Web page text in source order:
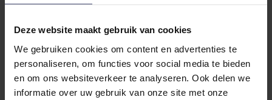
Deze website maakt gebruik van cookies
We gebruiken cookies om content en advertenties te
personaliseren, om functies voor social media te bieden
en om ons websiteverkeer te analyseren. Ook delen we
informatie over uw gebruik van onze site met onze
lichte deken!
Bij een standaard deken gaat 80% van de warmte verloren
door 40% van het oppervlakte van de deken. Met deze